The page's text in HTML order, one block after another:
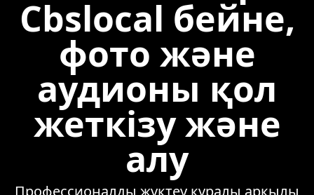
Cbslocal бейне,
фото және
аудионы қол
жеткізу және
алу
Профессионалды жүктеу құралы арқылы